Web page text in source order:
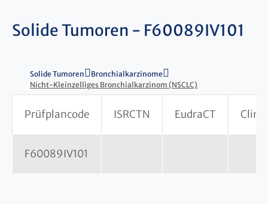
Solide Tumoren - F60089IV101
Solide Tumoren
Bronchialkarzinome
Nicht-Kleinzelliges Bronchialkarzinom (NSCLC)
Prüfplancode ISRCTN EudraCT
F60089IV101